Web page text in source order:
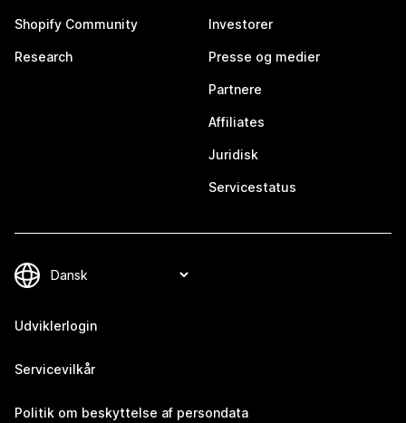
Shopify Community
Research
Investorer
Presse og medier
Partnere
Affiliates
Juridisk
Servicestatus
Udviklerlogin
Servicevilkår
Politik om beskyttelse af persondata